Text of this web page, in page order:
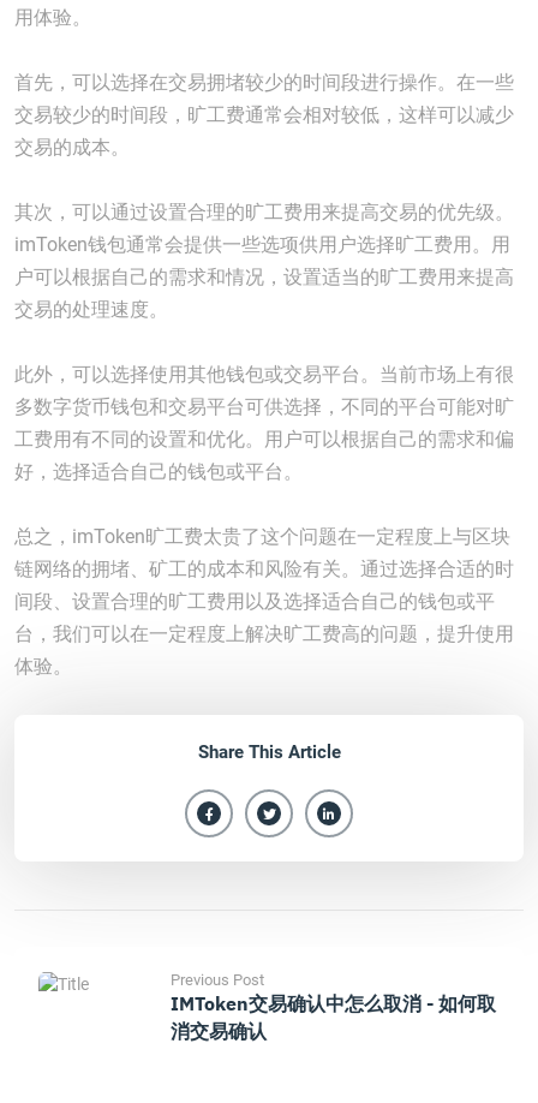
用体验。
首先，可以选择在交易拥堵较少的时间段进行操作。在一些
交易较少的时间段，旷工费通常会相对较低，这样可以减少
交易的成本。
其次，可以通过设置合理的旷工费用来提高交易的优先级。
imToken钱包通常会提供一些选项供用户选择旷工费用。用
户可以根据自己的需求和情况，设置适当的旷工费用来提高
交易的处理速度。
此外，可以选择使用其他钱包或交易平台。当前市场上有很
多数字货币钱包和交易平台可供选择，不同的平台可能对旷
工费用有不同的设置和优化。用户可以根据自己的需求和偏
好，选择适合自己的钱包或平台。
总之，imToken旷工费太贵了这个问题在一定程度上与区块
链网络的拥堵、矿工的成本和风险有关。通过选择合适的时
间段、设置合理的旷工费用以及选择适合自己的钱包或平
台，我们可以在一定程度上解决旷工费高的问题，提升使用
体验。
Share This Article
Previous Post
IMToken交易确认中怎么取消 - 如何取
消交易确认